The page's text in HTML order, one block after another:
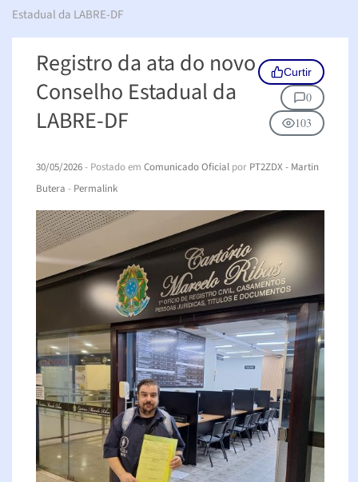
Estadual da LABRE-DF
Registro da ata do novo
Conselho Estadual da
LABRE-DF
Curtir
0
103
30/05/2026- Postado em Comunicado Oficial por PT2ZDX - Martin
Butera - Permalink